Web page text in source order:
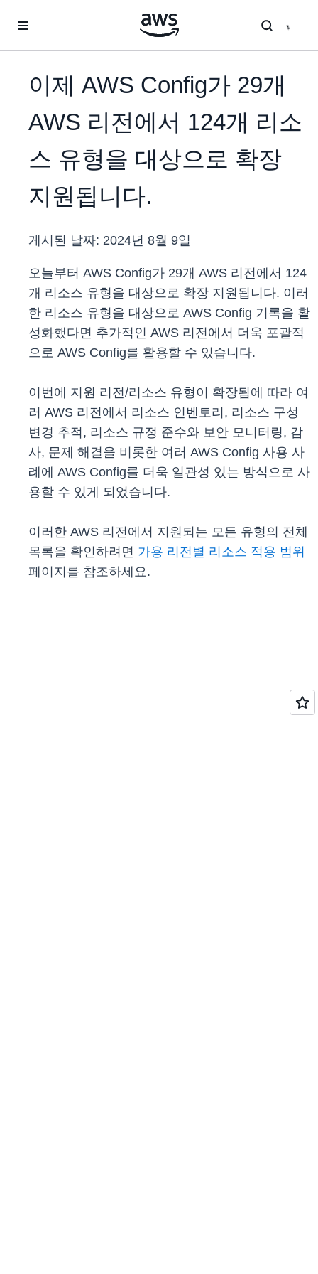
이제 AWS Config가 29개
AWS 리전에서 124개 리소
스 유형을 대상으로 확장
지원됩니다.
게시된 날짜: 2024년 8월 9일
오늘부터 AWS Config가 29개 AWS 리전에서 124
개 리소스 유형을 대상으로 확장 지원됩니다. 이러
한 리소스 유형을 대상으로 AWS Config 기록을 활
성화했다면 추가적인 AWS 리전에서 더욱 포괄적
으로 AWS Config를 활용할 수 있습니다.
이번에 지원 리전/리소스 유형이 확장됨에 따라 여
러 AWS 리전에서 리소스 인벤토리, 리소스 구성
변경 추적, 리소스 규정 준수와 보안 모니터링, 감
사, 문제 해결을 비롯한 여러 AWS Config 사용 사
례에 AWS Config를 더욱 일관성 있는 방식으로 사
용할 수 있게 되었습니다.
이러한 AWS 리전에서 지원되는 모든 유형의 전체
목록을 확인하려면 가용 리전별 리소스 적용 범위
페이지를 참조하세요.